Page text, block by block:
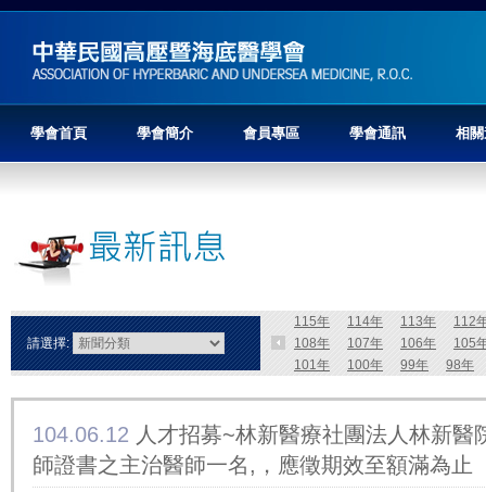
學會首頁 學會簡介 會員專區 學會通訊 相
請選擇:
115年 114年 113年
112
108年
107年 106年
105
101年
100年 99年 98年
104.06.12 人才招募~林新醫療社團法人林新醫
師證書之主治醫師一名,，應徵期效至額滿為止